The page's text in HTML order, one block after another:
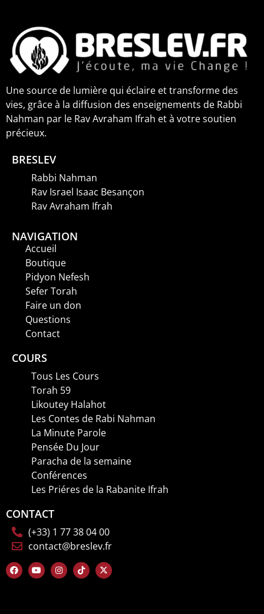
Une source de lumière qui éclaire et transforme des
vies, grâce à la diffusion des enseignements de Rabbi
Nahman par le Rav Avraham Ifrah et à votre soutien
précieux.
BRESLEV
Rabbi Nahman
Rav Israel Isaac Besançon
Rav Avraham Ifrah
NAVIGATION
Accueil
Boutique
Pidyon Nefesh
Sefer Torah
Faire un don
Questions
Contact
COURS
Tous Les Cours
Torah 59
Likoutey Halahot
Les Contes de Rabi Nahman
La Minute Parole
Pensée Du Jour
Paracha de la semaine
Conférences
Les Priéres de la Rabanite Ifrah
CONTACT
(+33) 1 77 38 04 00
contact@breslev.fr